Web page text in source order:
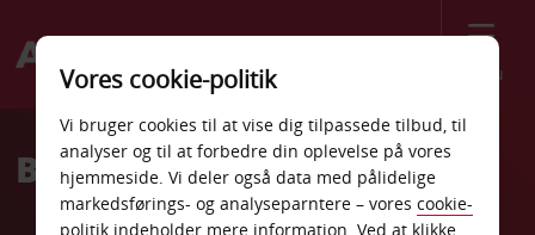
Menu
Welcome
AvisBilleje Baku Centrum
Vores cookie-politik
Vi bruger cookies til at vise dig tilpassede tilbud, til
analyser og til at forbedre din oplevelse på vores
hjemmeside. Vi deler også data med pålidelige
markedsførings- og analyseparntere – vores cookie-
politik indeholder mere information. Ved at klikke